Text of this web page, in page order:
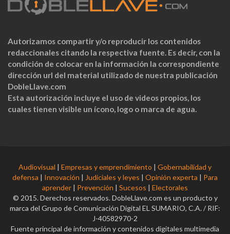
Autorizamos compartir y/o reproducir los contenidos
redaccionales citando la respectiva fuente. Es decir, con la
condición de colocar en la información la correspondiente
dirección url del material utilizado de nuestra publicación
DobleLlave.com
Esta autorización incluye el uso de videos propios, los
cuales tienen visible un ícono, logo o marca de agua.
Audiovisual | Empresas y emprendimiento | Gobernabilidad y
defensa | Innovación | Judiciales y leyes | Opinión experta | Para
aprender | Prevención | Sucesos | Electorales
© 2015. Derechos reservados. DobleLlave.com es un producto y
marca del Grupo de Comunicación Digital EL SUMARIO, C.A. / RIF:
J-40582970-2
Fuente principal de información y contenidos digitales multimedia